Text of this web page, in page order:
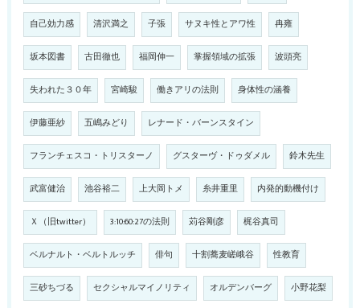
自己効力感 清沢満之 子張 サヌキ性とアワ性 冉雍
坂本図書 古田徹也 福岡伸一 掌握領域の拡張 波頭亮
失われた３０年 宮崎駿 働きアリの法則 身体性の涵養
伊藤亜紗 五嶋みどり レナード・バーンスタイン
フランチェスコ・トリスターノ グスターヴ・ドゥダメル 鈴木先生
武富健治 池谷裕二 上大岡トメ 糸井重里 内発的動機付け
Ｘ（旧twitter） 3:10:60:27の法則 苅谷剛彦 梶谷真司
ベルナルト・ベルトルッチ 俳句 十割蕎麦嵯峨谷 性教育
三砂ちづる セクシャルマイノリティ オルデンバーグ 小野花梨